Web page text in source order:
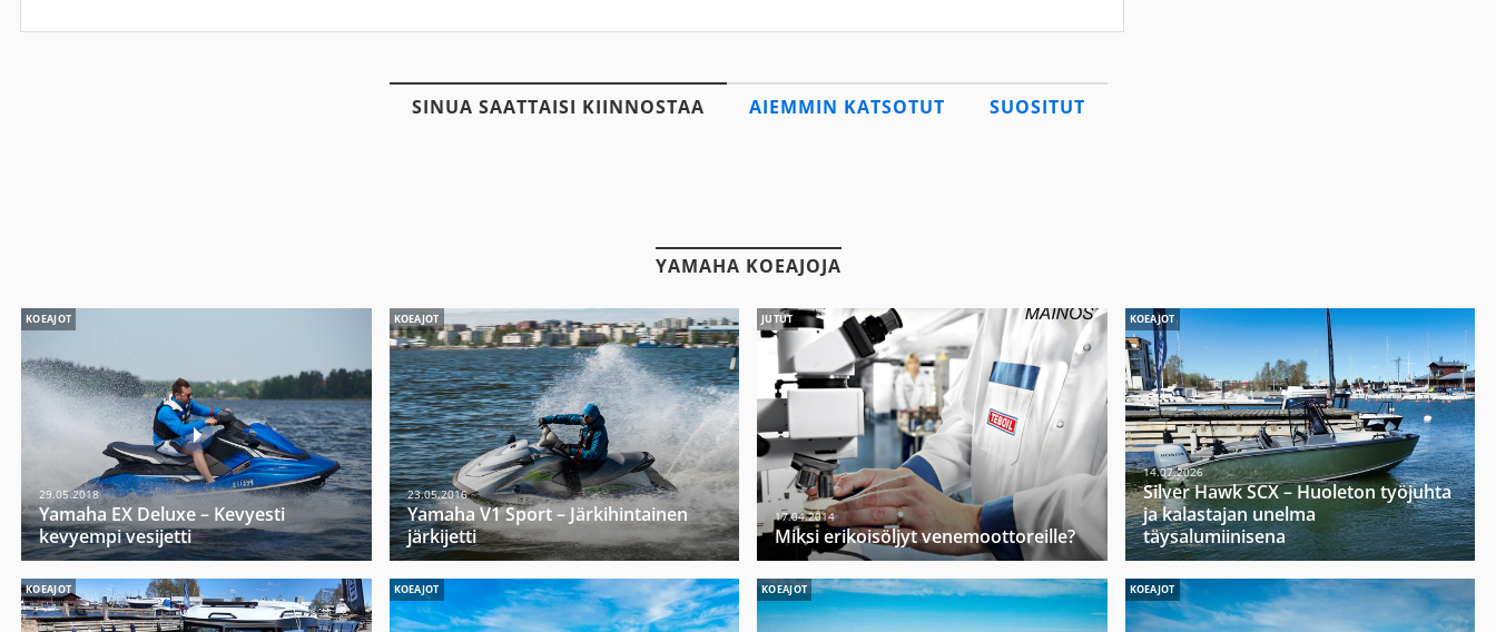
SINUA SAATTAISI KIINNOSTAA AIEMMIN KATSOTUT SUOSITUT
YAMAHA KOEAJOJA
KOEAJOT
29.05.2018
Yamaha EX Deluxe – Kevyesti
kevyempi vesijetti
KOEAJOT
23.05.2016
Yamaha V1 Sport – Järkihintainen
järkijetti
JUTUT
17.04.2014
Miksi erikoisöljyt venemoottoreille?
KOEAJOT
14.07.2026
Silver Hawk SCX – Huoleton työjuhta
ja kalastajan unelma
täysalumiinisena
KOEAJOT KOEAJOT KOEAJOT KOEAJOT